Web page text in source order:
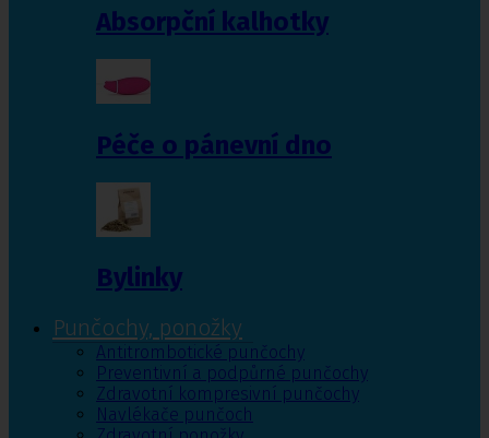
Absorpční kalhotky
Péče o pánevní dno
Bylinky
Punčochy, ponožky
Antitrombotické punčochy
Preventivní a podpůrné punčochy
Zdravotní kompresivní punčochy
Navlékače punčoch